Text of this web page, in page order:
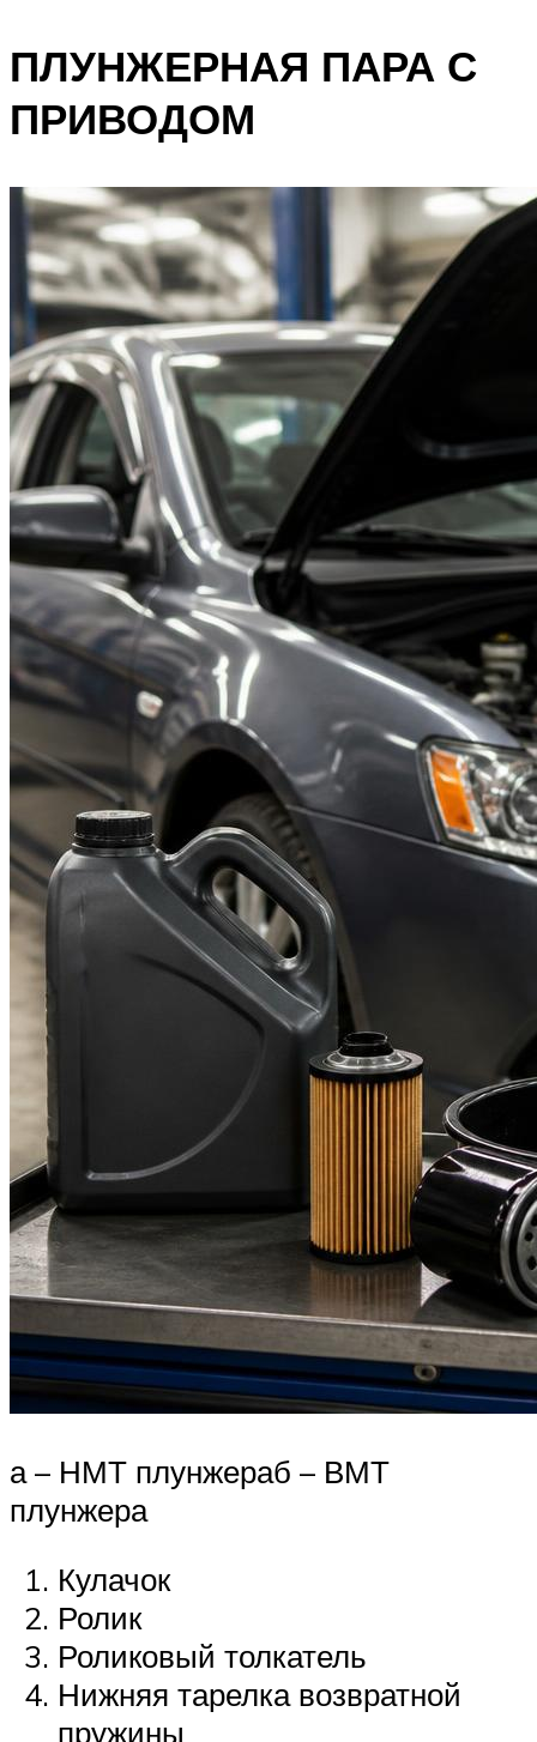
ПЛУНЖЕРНАЯ ПАРА С
ПРИВОДОМ
а – НМТ плунжераб – ВМТ
плунжера
Кулачок
Ролик
Роликовый толкатель
Нижняя тарелка возвратной
пружины